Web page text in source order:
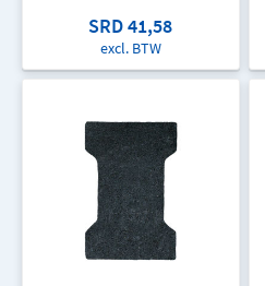
SRD 41,58
excl. BTW